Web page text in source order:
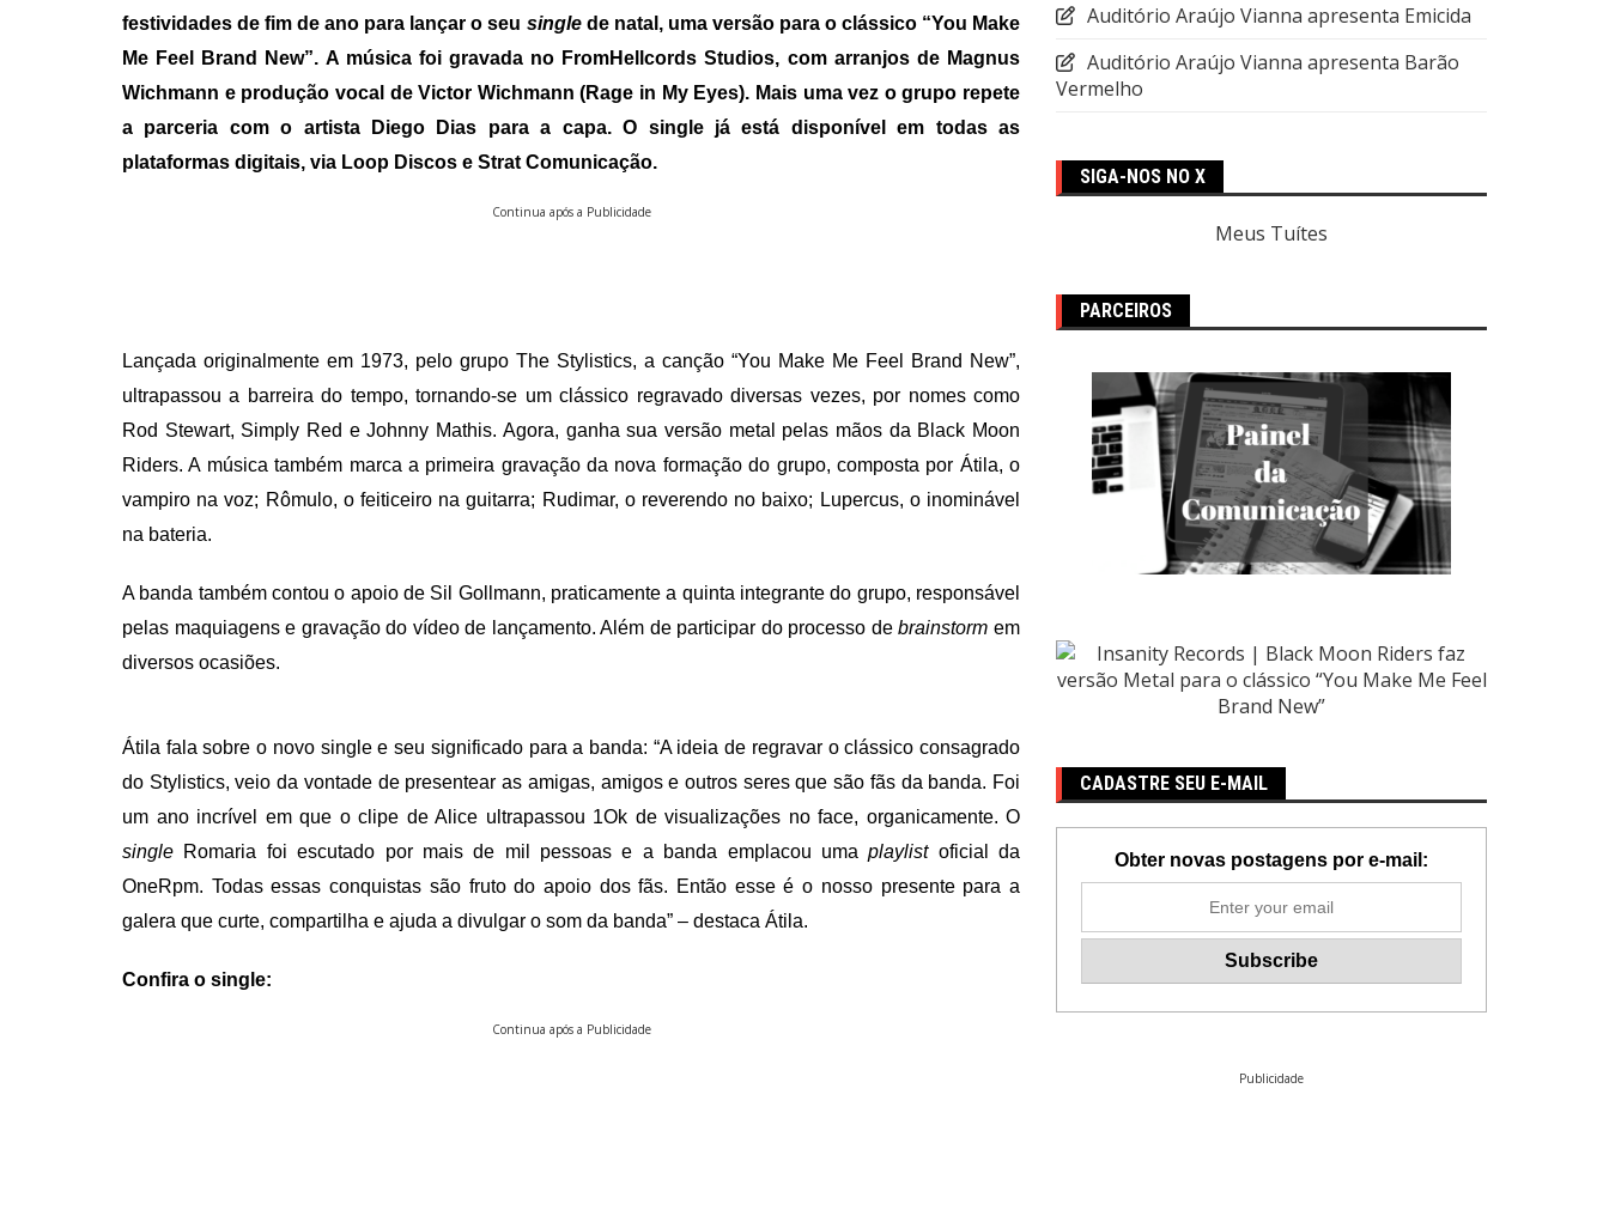
festividades de fim de ano para lançar o seu singlede natal, uma versão para o clássico “You Make
Me Feel Brand New”. A música foi gravada no FromHellcords Studios, com arranjos de Magnus
Wichmann e produção vocal de Victor Wichmann (Rage in My Eyes). Mais uma vez o grupo repete
a parceria com o artista Diego Dias para a capa. O single já está disponível em todas as
plataformas digitais, via Loop Discos e Strat Comunicação.
Continua após a Publicidade
Lançada originalmente em 1973, pelo grupo The Stylistics, a canção “You Make Me Feel Brand New”,
ultrapassou a barreira do tempo, tornando-se um clássico regravado diversas vezes, por nomes como
Rod Stewart, Simply Red e Johnny Mathis. Agora, ganha sua versão metal pelas mãos da Black Moon
Riders. A música também marca a primeira gravação da nova formação do grupo, composta por Átila, o
vampiro na voz; Rômulo, o feiticeiro na guitarra; Rudimar, o reverendo no baixo; Lupercus, o inominável
na bateria.
A banda também contou o apoio de Sil Gollmann, praticamente a quinta integrante do grupo, responsável
pelas maquiagens e gravação do vídeo de lançamento.Além de participar do processo debrainstormem
diversos ocasiões.
Átila fala sobre o novo single e seu significado para a banda: “A ideia de regravar o clássico consagrado
do Stylistics, veio da vontade de presentear as amigas, amigos e outros seres que são fãs da banda. Foi
um ano incrível em que o clipe de Alice ultrapassou 1Ok de visualizações no face, organicamente. O
single Romaria foi escutado por mais de mil pessoas e a banda emplacou umaplaylistoficial da
OneRpm. Todas essas conquistas são fruto do apoio dos fãs. Então esse é o nosso presente para a
galera que curte, compartilha e ajuda a divulgar o som da banda” – destaca Átila.
Confira o single:
Continua após a Publicidade
Auditório Araújo Vianna apresenta Emicida
Auditório Araújo Vianna apresenta Barão
Vermelho
SIGA-NOS NO X
Meus Tuítes
PARCEIROS
CADASTRE SEU E-MAIL
Obter novas postagens por e-mail:
Publicidade